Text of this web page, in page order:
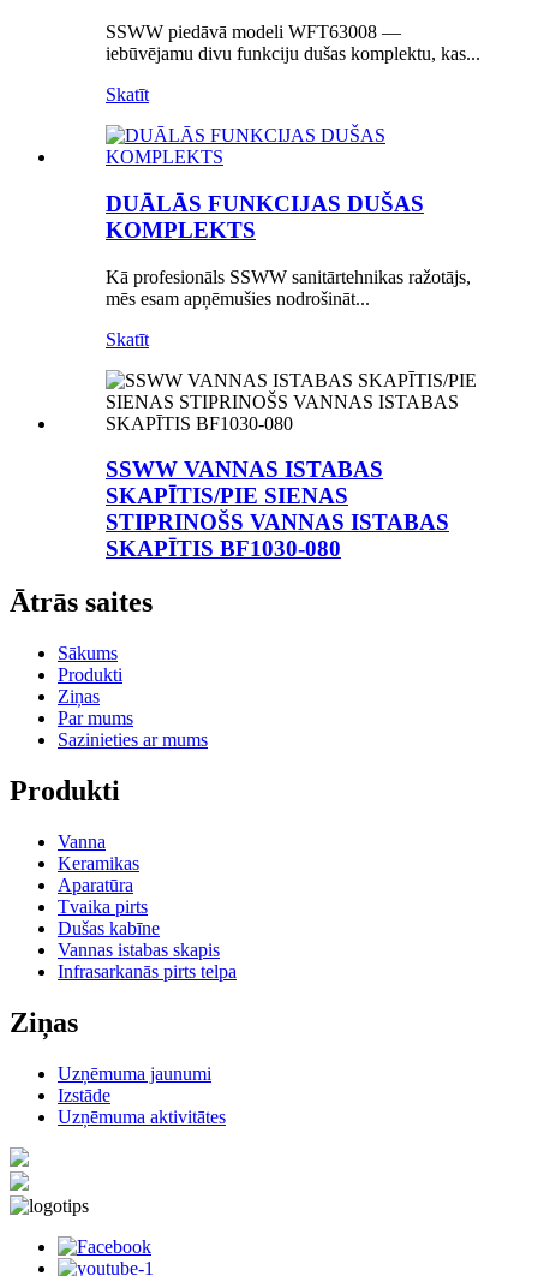
SSWW piedāvā modeli WFT63008 —
iebūvējamu divu funkciju dušas komplektu, kas...
Skatīt
DUĀLĀS FUNKCIJAS DUŠAS
KOMPLEKTS
Kā profesionāls SSWW sanitārtehnikas ražotājs,
mēs esam apņēmušies nodrošināt...
Skatīt
SSWW VANNAS ISTABAS
SKAPĪTIS/PIE SIENAS
STIPRINOŠS VANNAS ISTABAS
SKAPĪTIS BF1030-080
Ātrās saites
Sākums
Produkti
Ziņas
Par mums
Sazinieties ar mums
Produkti
Vanna
Keramikas
Aparatūra
Tvaika pirts
Dušas kabīne
Vannas istabas skapis
Infrasarkanās pirts telpa
Ziņas
Uzņēmuma jaunumi
Izstāde
Uzņēmuma aktivitātes